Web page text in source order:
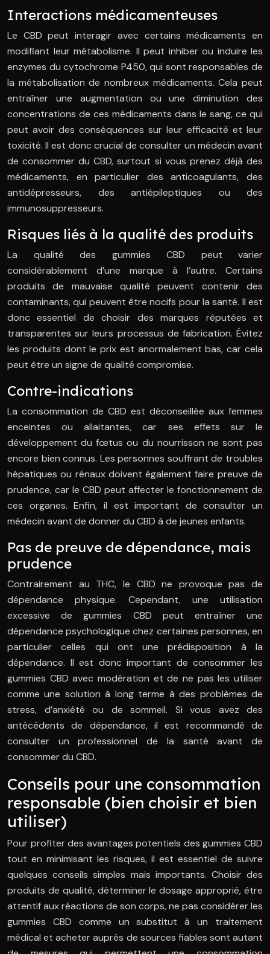
Interactions médicamenteuses
Le CBD peut interagir avec certains médicaments en
modifiant leur métabolisme. Il peut inhiber ou induire les
enzymes du cytochrome P450, qui sont responsables de
la métabolisation de nombreux médicaments. Cela peut
entraîner une augmentation ou une diminution des
concentrations de ces médicaments dans le sang, ce qui
peut avoir des conséquences sur leur efficacité et leur
toxicité. Il est donc crucial de consulter un médecin avant
de consommer du CBD, surtout si vous prenez déjà des
médicaments, en particulier des anticoagulants, des
antidépresseurs, des antiépileptiques ou des
immunosuppresseurs.
Risques liés à la qualité des produits
La qualité des gummies CBD peut varier
considérablement d’une marque à l’autre. Certains
produits de mauvaise qualité peuvent contenir des
contaminants, qui peuvent être nocifs pour la santé. Il est
donc essentiel de choisir des marques réputées et
transparentes sur leurs processus de fabrication. Évitez
les produits dont le prix est anormalement bas, car cela
peut être un signe de qualité compromise.
Contre-indications
La consommation de CBD est déconseillée aux femmes
enceintes ou allaitantes, car ses effets sur le
développement du fœtus ou du nourrisson ne sont pas
encore bien connus. Les personnes souffrant de troubles
hépatiques ou rénaux doivent également faire preuve de
prudence, car le CBD peut affecter le fonctionnement de
ces organes. Enfin, il est important de consulter un
médecin avant de donner du CBD à de jeunes enfants.
Pas de preuve de dépendance, mais
prudence
Contrairement au THC, le CBD ne provoque pas de
dépendance physique. Cependant, une utilisation
excessive de gummies CBD peut entraîner une
dépendance psychologique chez certaines personnes, en
particulier celles qui ont une prédisposition à la
dépendance. Il est donc important de consommer les
gummies CBD avec modération et de ne pas les utiliser
comme une solution à long terme à des problèmes de
stress, d’anxiété ou de sommeil. Si vous avez des
antécédents de dépendance, il est recommandé de
consulter un professionnel de la santé avant de
consommer du CBD.
Conseils pour une consommation
responsable (bien choisir et bien
utiliser)
Pour profiter des avantages potentiels des gummies CBD
tout en minimisant les risques, il est essentiel de suivre
quelques conseils simples mais importants. Choisir des
produits de qualité, déterminer le dosage approprié, être
attentif aux réactions de son corps, ne pas considérer les
gummies CBD comme un substitut à un traitement
médical et acheter auprès de sources fiables sont autant